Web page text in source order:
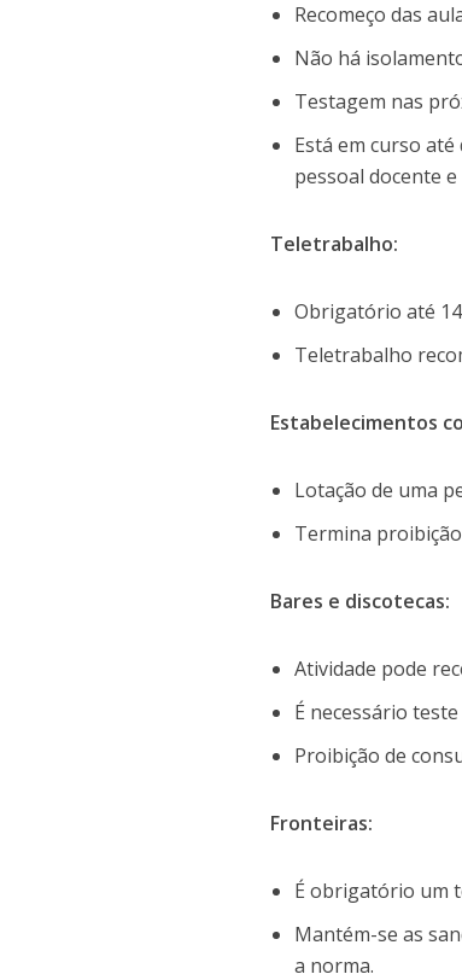
Recomeço das
Não há
Testagem nas
Está em curso até
pessoal docente e
Teletrabalho:
Obrigatório até
Teletrabalho
Estabelecimentos
Lotação de uma
Termina
Bares e discotecas:
Atividade pode
É necessário
Proibição de
Fronteiras:
É obrigatório um
Mantém-se as
a norma.